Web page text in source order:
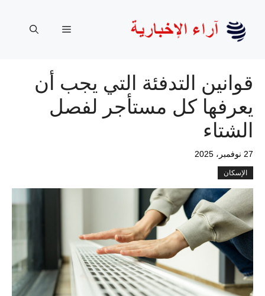
المحتوى
القائمة
قوانين التدفئة التي يجب أن
يعرفها كل مستأجر لفصل
الشتاء
27 نوفمبر، 2025
الإسكان